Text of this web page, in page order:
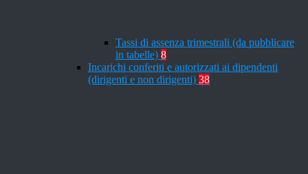
Tassi di assenza trimestrali (da pubblicare
in tabelle) 8
Incarichi conferiti e autorizzati ai dipendenti
(dirigenti e non dirigenti) 38